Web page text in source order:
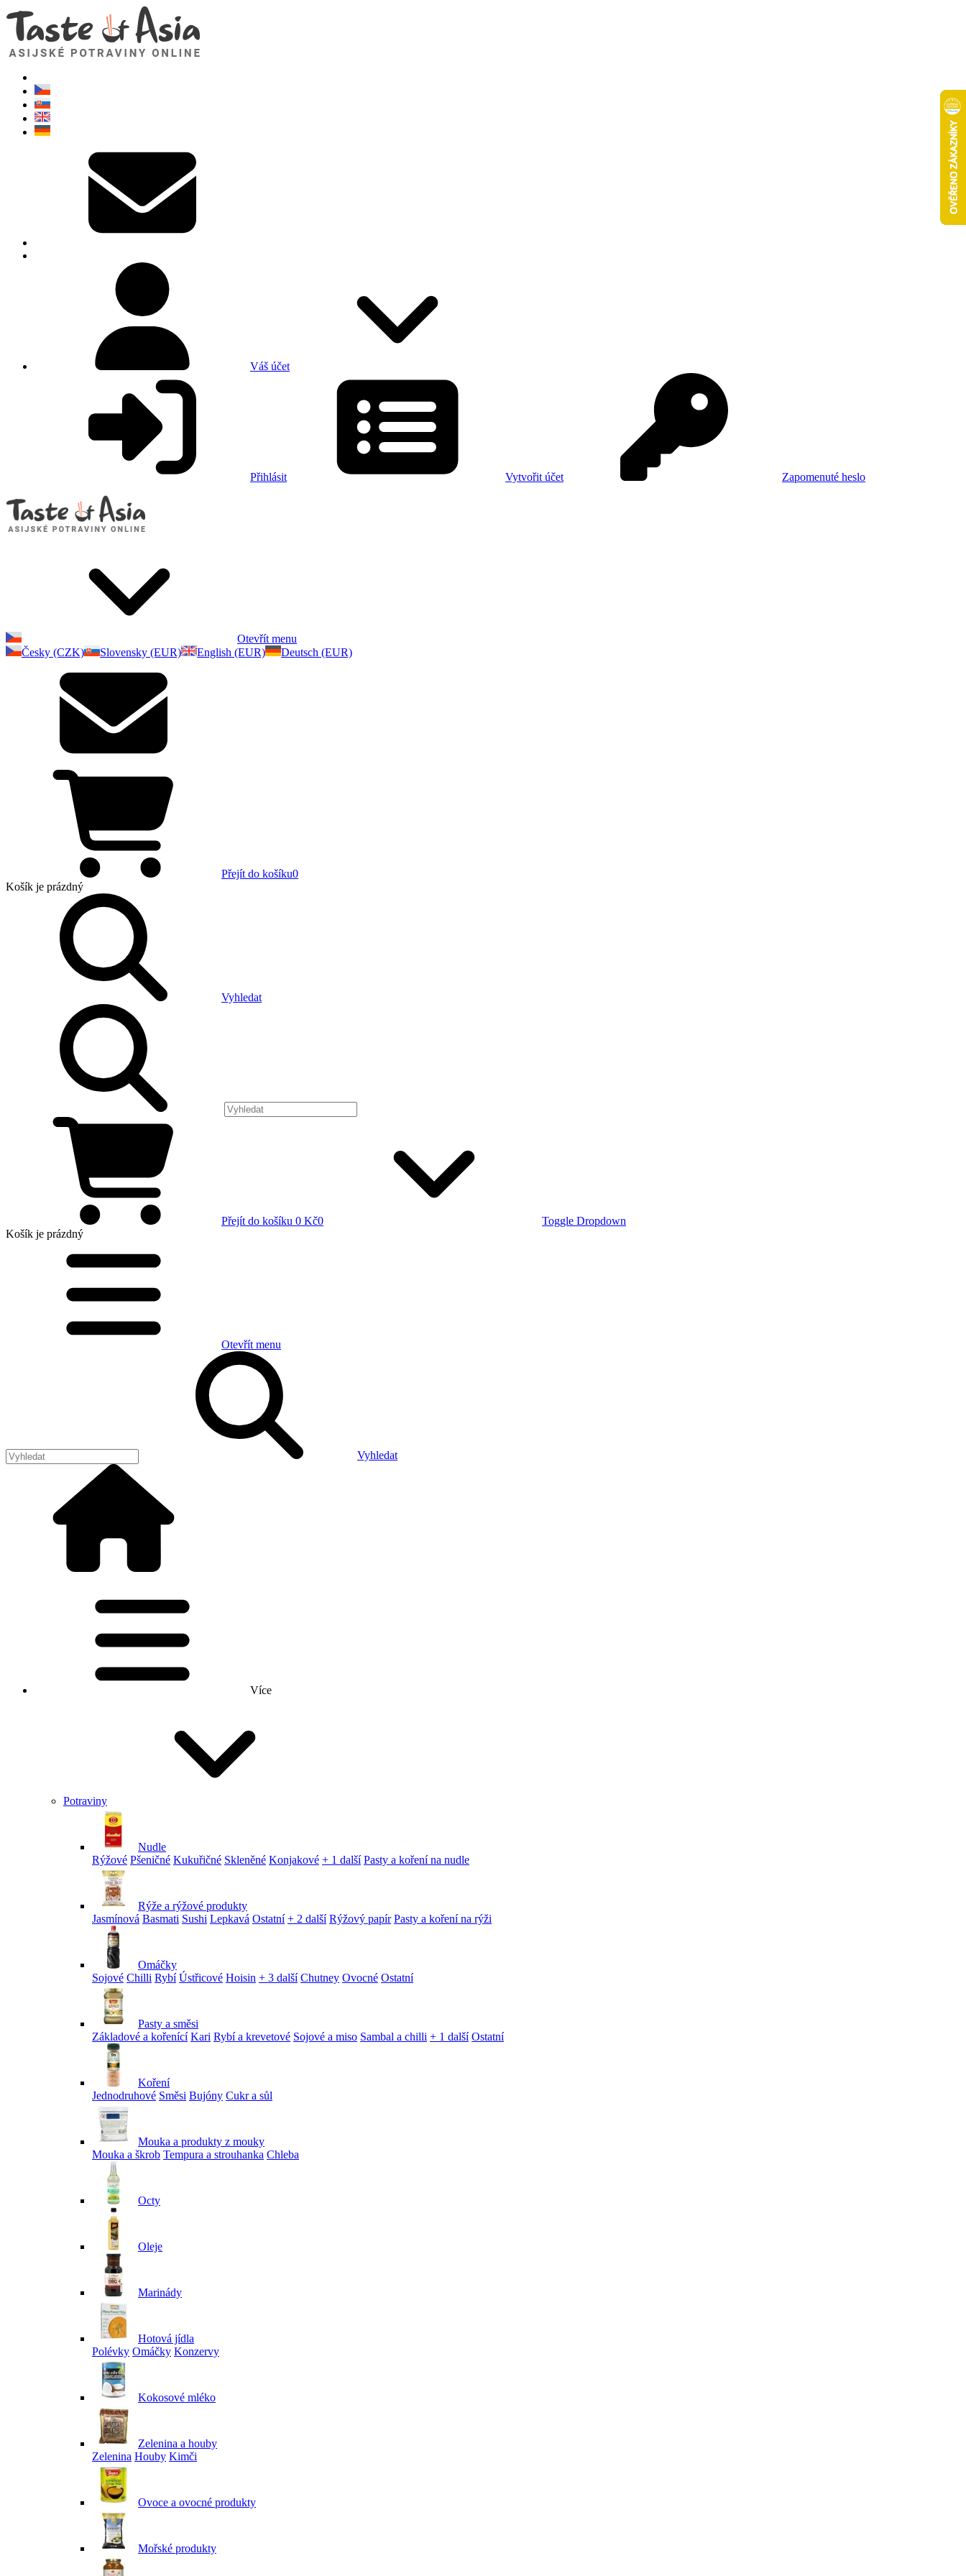
Váš účet
Přihlásit Vytvořit účet Zapomenuté heslo
Otevřít menu
Česky (CZK)
Slovensky (EUR) English (EUR) Deutsch (EUR)
Přejít do košíku0
Košík je prázdný
Vyhledat
Přejít do košíku 0 Kč0
Toggle Dropdown
Košík je prázdný
Otevřít menu
Vyhledat
Více
Potraviny
Nudle
Rýžové Pšeničné Kukuřičné Skleněné Konjakové + 1 další Pasty a koření na nudle
Rýže a rýžové produkty
Jasmínová Basmati Sushi Lepkavá Ostatní + 2 další Rýžový papír Pasty a koření na rýži
Omáčky
Sojové Chilli Rybí Ústřicové Hoisin + 3 další Chutney Ovocné Ostatní
Pasty a směsi
Základové a kořenící Kari Rybí a krevetové Sojové a miso Sambal a chilli + 1 další Ostatní
Koření
Jednodruhové Směsi Bujóny Cukr a sůl
Mouka a produkty z mouky
Mouka a škrob Tempura a strouhanka Chleba
Octy
Oleje
Marinády
Hotová jídla
Polévky Omáčky Konzervy
Kokosové mléko
Zelenina a houby
Zelenina Houby Kimči
Ovoce a ovocné produkty
Mořské produkty